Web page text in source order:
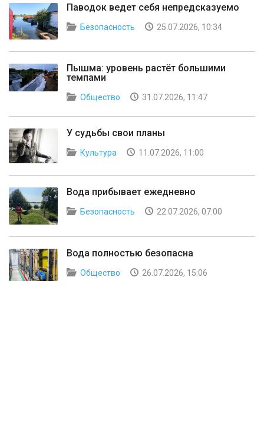
Паводок ведет себя непредсказуемо
Безопасность 25.07.2026, 10:34
Пышма: уровень растёт большими
темпами
Общество 31.07.2026, 11:47
У судьбы свои планы
Культура 11.07.2026, 11:00
Вода прибывает ежедневно
Безопасность 22.07.2026, 07:00
Вода полностью безопасна
Общество 26.07.2026, 15:06